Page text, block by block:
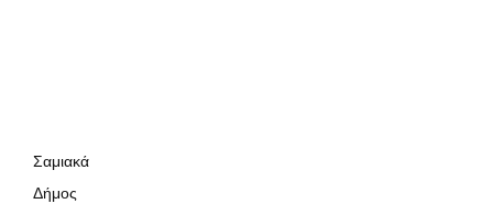
Σαμιακά
Δήμος